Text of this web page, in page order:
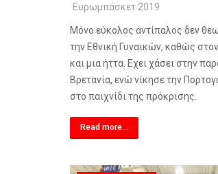
Ευρωμπάσκετ 2019
Μόνο εύκολος αντίπαλος δεν
την Εθνική Γυναικών, καθώς
και μια ήττα. Εχει χάσει στην
Βρετανία, ενώ νίκησε την
στο παιχνίδι της πρόκρισης.
Read more...